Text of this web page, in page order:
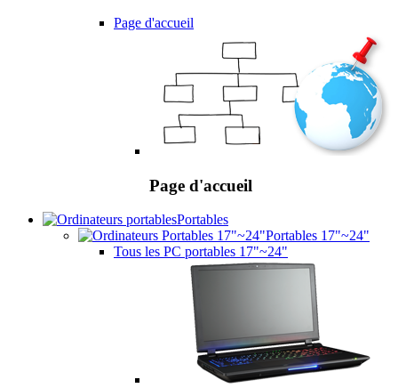
Page d'accueil
Page d'accueil
Portables
Portables 17"~24"
Tous les PC portables 17"~24"